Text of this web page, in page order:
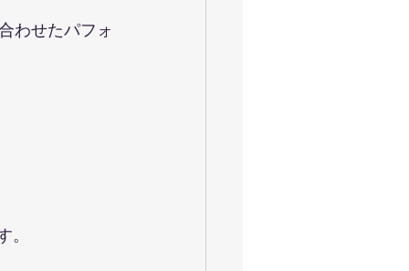
わせたパフォ